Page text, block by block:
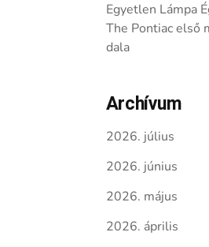
Egyetlen Lámpa
The Pontiac első
dala
Archívum
2026. július
2026. június
2026. május
2026. április